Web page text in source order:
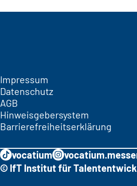
Impressum
Datenschutz
AGB
Hinweisgebersystem
Barrierefreiheitserklärung
vocatium
© IfT Institut für